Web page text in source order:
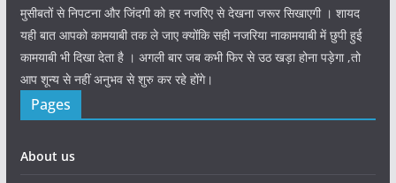
मुसीबतों से निपटना और जिंदगी को हर नजरिए से देखना जरूर सिखाएगी । शायद
यही बात आपको कामयाबी तक ले जाए क्योंकि सही नजरिया नाकामयाबी में छुपी हुई
कामयाबी भी दिखा देता है । अगली बार जब कभी फिर से उठ खड़ा होना पड़ेगा ,तो
आप शून्य से नहीं अनुभव से शुरु कर रहे होंगे।
Pages
About us